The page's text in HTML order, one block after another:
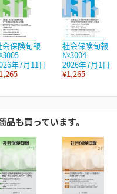
会保険旬報
年7月11日
社会保険旬報
№3004
2026年7月1日
¥1,265
も買っています。